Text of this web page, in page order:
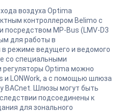
воздуха Optima
контроллером Belimo с
MP-Bus (LMV-D3
для работы в
режиме ведущего и ведомого
со специальными
Optima можно
и LONWork, а с помощью шлюза
BACnet. Шлюзы могут быть
подсоединены к
для зонального